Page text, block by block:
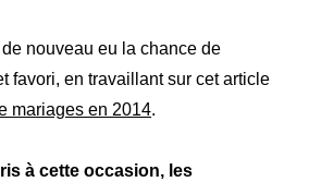
nouveau eu la chance de
favori, en travaillant sur cet article
mariages en 2014.
à cette occasion, les